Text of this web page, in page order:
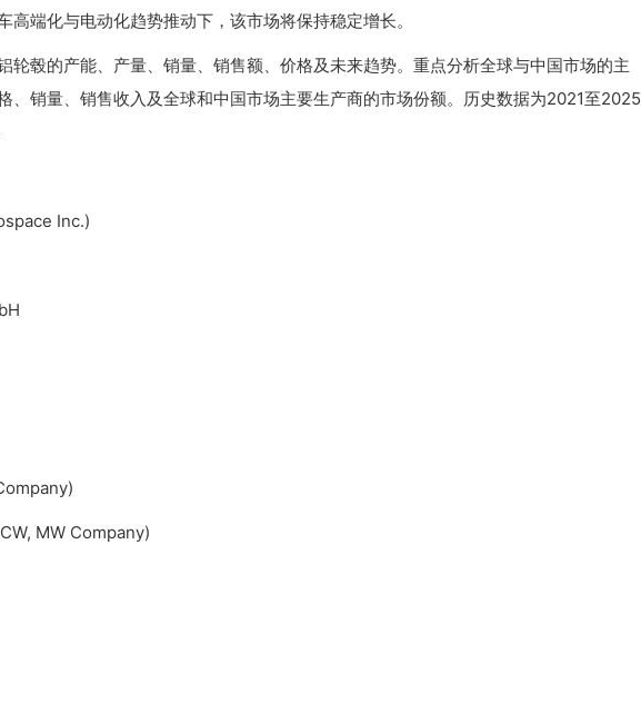
高端化与电动化趋势推动下，该市场将保持稳定增长。
轮毂的产能、产量、销量、销售额、价格及未来趋势。重点分析全球与中国市场的主
、销量、销售收入及全球和中国市场主要生产商的市场份额。历史数据为2021至2025
Inc.)
MW Company)